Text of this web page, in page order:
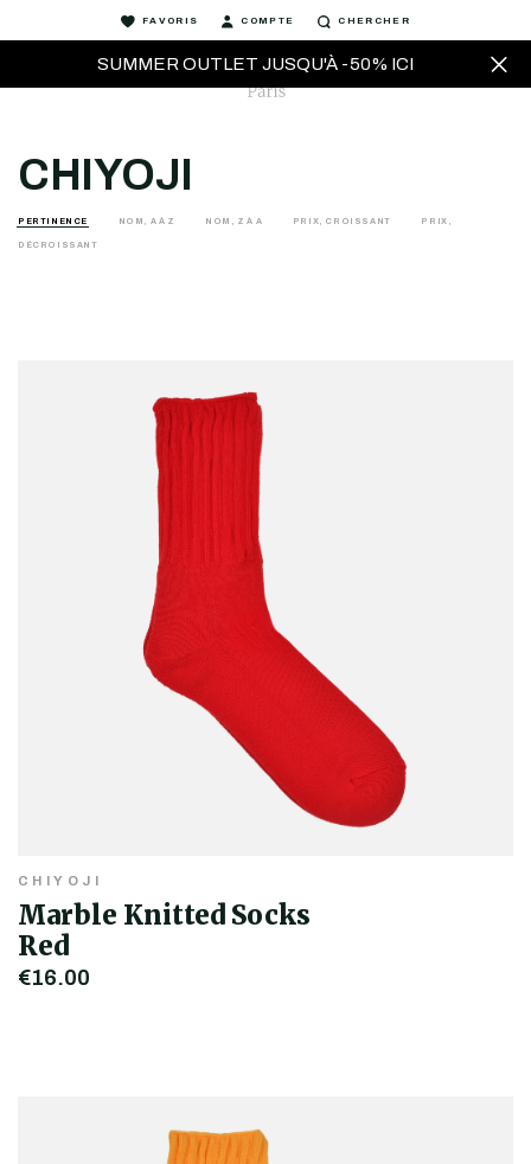
SUMMER OUTLET JUSQU'À -50% ICI
FAVORIS COMPTE CHERCHER
CHIYOJI
PERTINENCE NOM, A À Z NOM, Z À A PRIX, CROISSANT PRIX,
DÉCROISSANT
CHIYOJI
Marble Knitted Socks
Red
€16,00